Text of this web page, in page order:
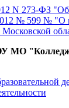
N 273-ФЗ
№ 599 № "О
МО